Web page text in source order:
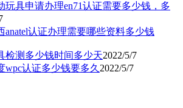
玩具申请办理en71认证需要多少钱，多
anatel认证办理需要哪些资料多少钱
检测多少钱时间多少天2022/5/7
wpc认证多少钱要多久2022/5/7